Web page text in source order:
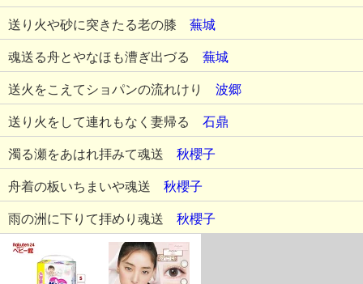
送り火や砂に突きたる老の膝 蕪城
魂送る舟とやなほも漕ぎ出づる 蕪城
送火をこえてショパンの流れけり 波郷
送り火をして連れもなく妻帰る 石鼎
濁る瀬をあはれ拝みて魂送 秋櫻子
舟着の板いちまいや魂送 秋櫻子
雨の洲に下りて拝めり魂送 秋櫻子